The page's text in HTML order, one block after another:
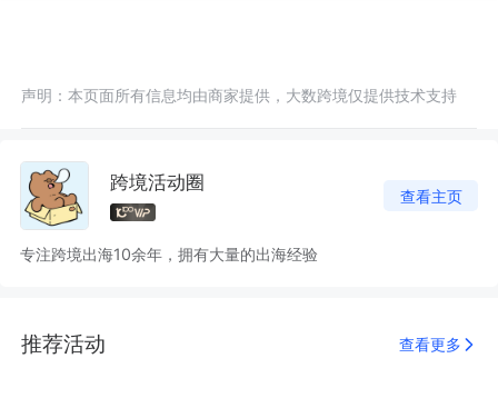
声明：本页面所有信息均由商家提供，大数跨境仅提供技术支持
跨境活动圈
查看主页
专注跨境出海10余年，拥有大量的出海经验
推荐活动 查看更多